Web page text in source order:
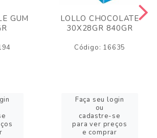
GUM
LOLLO CHOCOLATE
30X28GR 840GR
Código: 16635
Faça seu login
ou
cadastre-se
para ver preços
e comprar